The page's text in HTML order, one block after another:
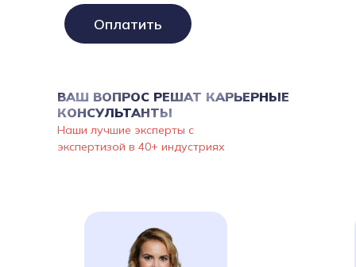
Оплатить
ВАШ ВОПРОС РЕШАТ КАРЬЕРНЫЕ
КОНСУЛЬТАНТЫ
Наши лучшие эксперты с
экспертизой в 40+ индустриях